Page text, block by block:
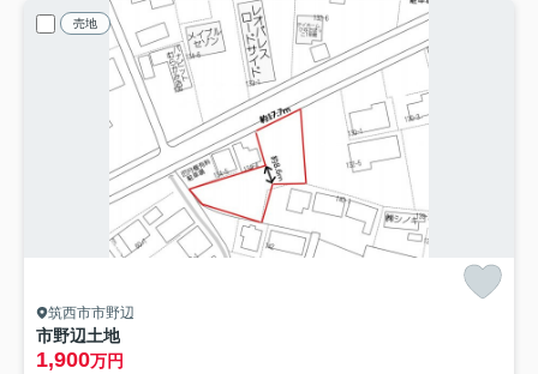
売地
筑西市市野辺
市野辺土地
1,900万円